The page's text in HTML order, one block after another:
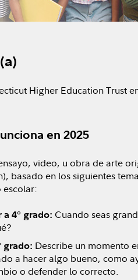
Higher Education Trust
en 2025
video, u obra de arte
basado en los siguientes
a 4° grado: Cuando seas
grado: Describe un momento
a hacer algo bueno, como
o defender lo correcto.